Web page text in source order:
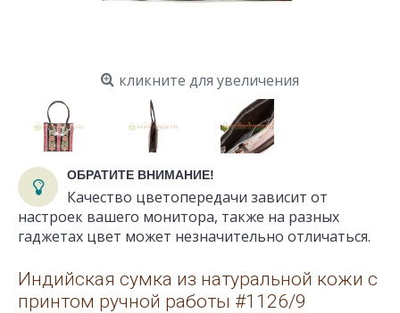
кликните для увеличения
ОБРАТИТЕ ВНИМАНИЕ!
Качество цветопередачи зависит от
настроек вашего монитора, также на разных
гаджетах цвет может незначительно отличаться.
Индийская сумка из натуральной кожи с
принтом ручной работы #1126/9